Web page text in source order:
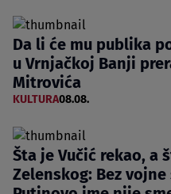
Da li će mu publika
u Vrnjačkoj Banji
Mitrovića
KULTURA08.08.
Šta je Vučić rekao, a
Zelenskog: Bez